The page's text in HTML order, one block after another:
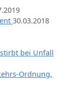
30.03.2018
bei Unfall
Ordnung,